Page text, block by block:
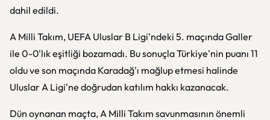
dahil edildi.
A Milli Takım, UEFA Uluslar B Ligi'ndeki 5. maçında Galler
ile 0-0'lık eşitliği bozamadı. Bu sonuçla Türkiye'nin puanı 11
oldu ve son maçında Karadağ'ı mağlup etmesi halinde
Uluslar A Ligi'ne doğrudan katılım hakkı kazanacak.
Dün oynanan maçta, A Milli Takım savunmasının önemli